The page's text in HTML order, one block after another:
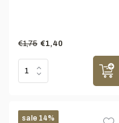
€1,75 €1,40
sale 14%